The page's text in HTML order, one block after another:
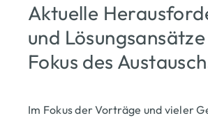
Aktuelle
und
Fokus des
Im Fokus der Vorträge und vieler